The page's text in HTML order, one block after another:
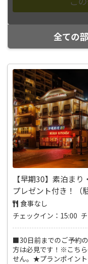
全ての
【早期30】素泊ま
プレゼント付き！（
食事なし
チェックイン：15:00
■30日前までのご予約
方は必見です！※こち
せん。★プランポイン